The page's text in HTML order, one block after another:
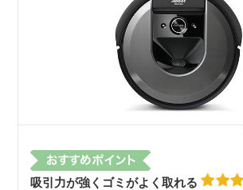
吸引力が強くゴミがよく取れる